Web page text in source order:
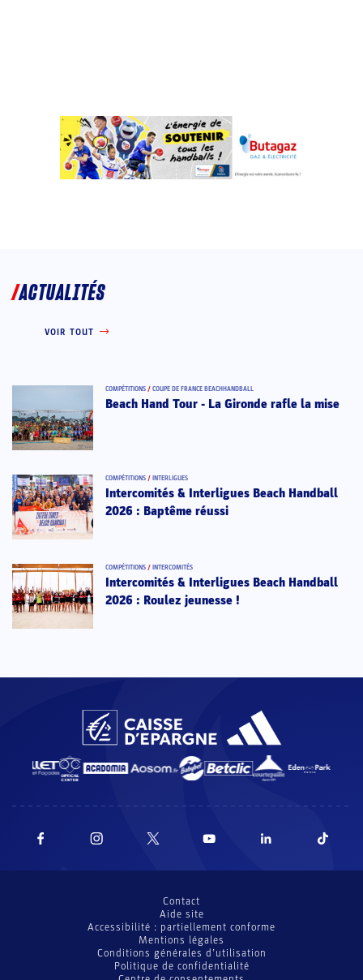
ACTUALITÉS
VOIR TOUT
COMPÉTITIONS / COUPE DE FRANCE BEACHHANDBALL
Beach Hand Tour - La Gironde rafle la mise
COMPÉTITIONS / INTERLIGUES
Intercomités & Interligues Beach Handball
2026 : Baptême réussi
COMPÉTITIONS / INTERCOMITÉS
Intercomités & Interligues Beach Handball
2026 : Roulez jeunesse !
Contact
Aide site
Accessibilité : partiellement conforme
Mentions légales
Conditions générales d’utilisation
Politique de confidentialité